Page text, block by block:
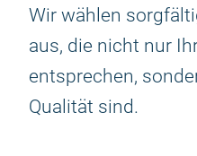
Wir wählen
aus, die nicht nur
entsprechen,
Qualität sind.